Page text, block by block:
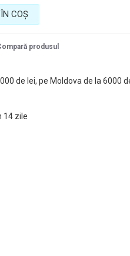
COŞ
produsul
de lei, pe Moldova de la 6000
14 zile